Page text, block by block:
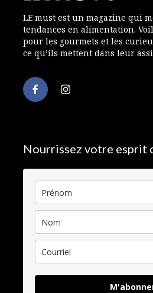
LE must est un magazine qui
tendances en alimentation.
pour les gourmets et les
ce qu’ils mettent dans leur
Nourrissez votre esprit